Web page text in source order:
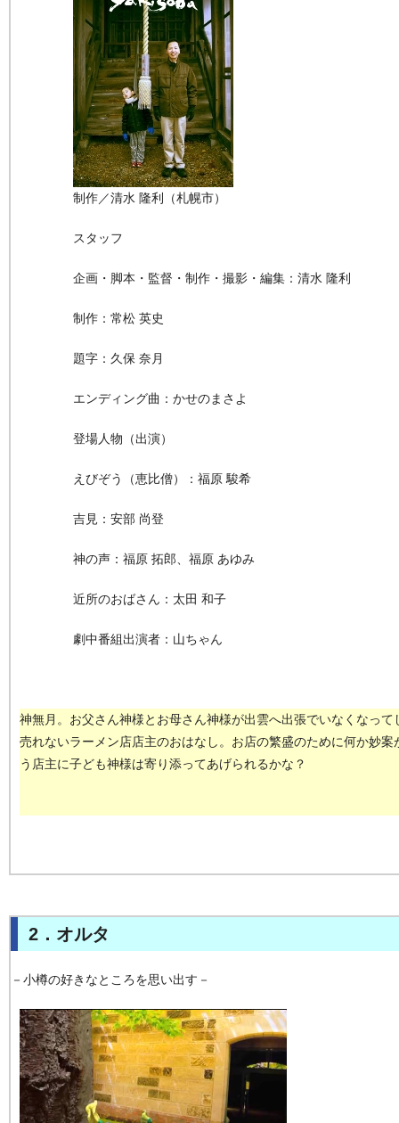
制作／清水 隆利（札幌市）
スタッフ
企画・脚本・監督・制作・撮影・編集：清水 隆利
制作：常松 英史
題字：久保 奈月
エンディング曲：かせのまさよ
登場人物（出演）
えびぞう（恵比僧）：福原 駿希
吉見：安部 尚登
神の声：福原 拓郎、福原 あゆみ
近所のおばさん：太田 和子
劇中番組出演者：山ちゃん
神無月。お父さん神様とお母さん神様が出雲へ出張でいなくなっ
売れないラーメン店店主のおはなし。お店の繁盛のために何か妙
う店主に子ども神様は寄り添ってあげられるかな？
2．オルタ
－小樽の好きなところを思い出す－